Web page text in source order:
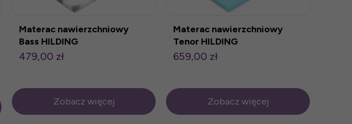
Materac nawierzchniowy
Bass HILDING
479,00 zł
Zobacz więcej
Materac nawierzchniowy
Tenor HILDING
659,00 zł
Zobacz więcej